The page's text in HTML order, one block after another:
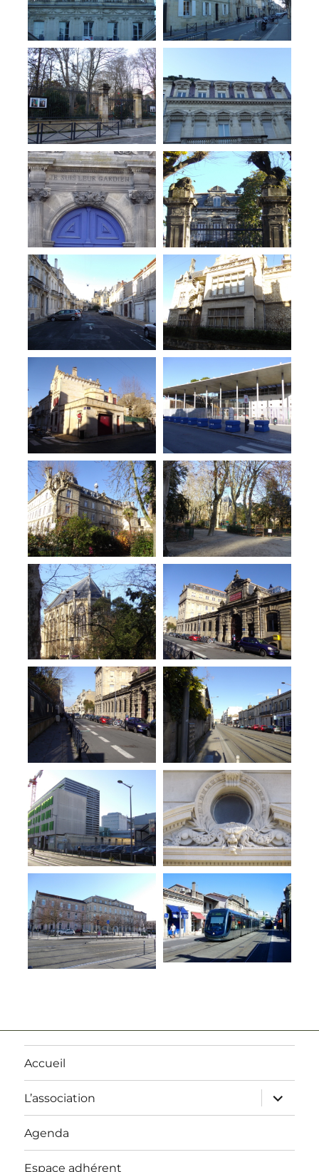
Accueil
L’association
ouvrir
le
sous-
Agenda
Espace adhérent